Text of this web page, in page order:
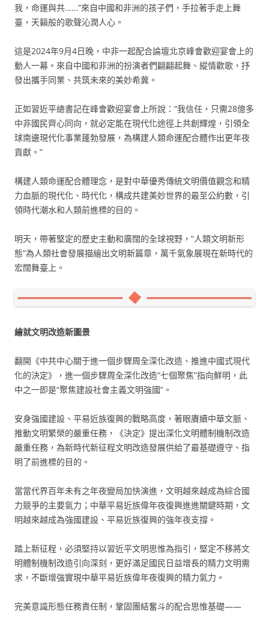
我，命運與共……”來自中國和非洲的孩子們，手拉著手走上舞
臺，天籟般的歌聲沁潤人心。
這是2024年9月4日晚，中非一起配合論壇北京峰會歡迎宴會上的
動人一幕。來自中國和非洲的扮演者們翩翩起舞、縱情歡歌，抒
發出攜手同業、共筑未來的美妙希冀。
正如習近平總書記在峰會歡迎宴會上所說：“我信任，只需28億多
中非國民齊心同向，就必定能在現代化途徑上共創輝煌，引領全
球南邊現代化事業蓬勃發展，為構建人類命運配合體作出更年夜
貢獻。”
構建人類命運配合體理念，是對中華優秀傳統文明價值觀念和精
力血脈的現代化、時代化，構成共建美妙世界的最至公約數，引
領時代潮水和人類前進標的目的。
明天，帶著堅定的歷史主動和廣闊的全球視野，“人類文明新形
態”為人類社會發展描繪出文明新篇章，萬千氣象展現在新時代的
宏闊舞臺上。
繪就文明改造新圖景
翻開《中共中心關于進一個步驟周全深化改造、推進中國式現代
化的決定》，進一個步驟周全深化改造“七個聚焦”指向鮮明，此
中之一即是“聚焦建設社會主義文明強國”。
安身強國建設、平易近族復興的戰略高度，著眼賡續中華文脈、
推動文明繁榮的嚴重任務，《決定》提出深化文明體制機制改造
嚴重任務，為新時代新征程文明改造發展供給了最基礎遵守、指
明了前進標的目的。
當當代界百年未有之年夜變局加快演進，文明越來越成為綜合國
力競爭的主要氣力；中華平易近族偉年夜復興進進關鍵時期，文
明越來越成為強國建設、平易近族復興的強年夜支撐。
踏上新征程，必須堅持以習近平文明思惟為指引，堅定不移將文
明體制機制改造引向深刻，更好滿足國民日益增長的精力文明需
求，不斷增強實現中華平易近族偉年夜復興的精力氣力。
完美意識形態任務責任制，鞏固團結奮斗的配合思惟基礎——